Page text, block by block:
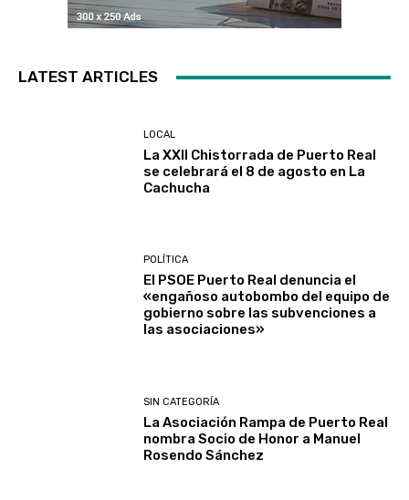
LATEST ARTICLES
LOCAL
La XXII Chistorrada de Puerto Real
se celebrará el 8 de agosto en La
Cachucha
POLÍTICA
El PSOE Puerto Real denuncia el
«engañoso autobombo del equipo de
gobierno sobre las subvenciones a
las asociaciones»
SIN CATEGORÍA
La Asociación Rampa de Puerto Real
nombra Socio de Honor a Manuel
Rosendo Sánchez